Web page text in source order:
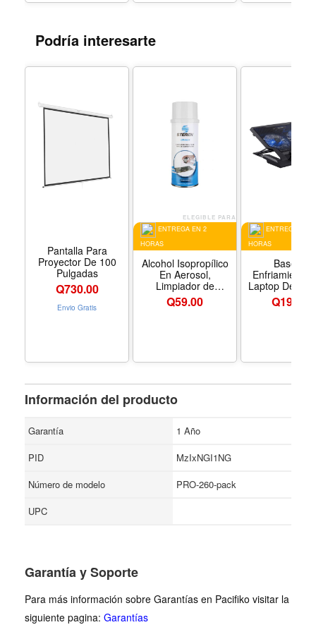
with
Podría interesarte
Pantalla Para
Proyector De 100
Pulgadas
Q730.00
Envio Gratis
ELEGIBLE PARA
ENTREGA EN 2
HORAS
Alcohol Isopropílico
En Aerosol,
Limpiador de
Superficies, 280G
Q59.00
ENTREGA EN 2
HORAS
Base De
Enfriamiento
Laptop De
Pulgadas,
Doble, Color
Q199.00
Información del producto
Garantía
1 Año
PID
MzIxNGI1NG
Número de modelo
PRO-260-pack
UPC
Garantía y Soporte
Para más información sobre Garantías en Pacifiko visitar la
siguiente pagina: Garantías